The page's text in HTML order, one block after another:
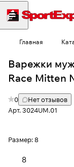
Главная
Варежки
Race Mitten
0
Нет отзывов
Арт.3024UM.01
Размер:8
8